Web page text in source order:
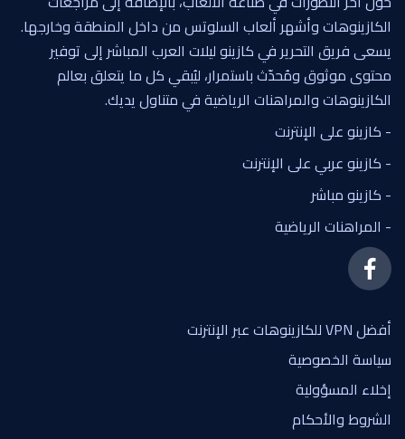
الكازينوهات وأشهر ألعاب السلوتس من داخل المنطقة وخارجها.
يسعى فريق التحرير في كازينو ليلات العرب المباشر إلى توفير
محتوى موثوق ومُحدّث باستمرار، ليُبقي كل ما يتعلق بعالم
الكازينوهات والمراهنات الرياضية في متناول يديك.
- كازينو على الإنترنت
- كازينو عربي على الإنترنت
- كازينو مباشر
- المراهنات الرياضية
أفضل VPN للكازينوهات عبر الإنترنت
سياسة الخصوصية
إخلاء المسؤولية
الشروط والأحكام